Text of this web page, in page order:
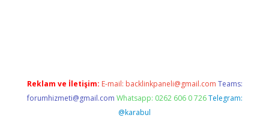
Reklam ve İletişim: E-mail: backlinkpaneli@gmail.com Teams:
forumhizmeti@gmail.com Whatsapp: 0262 606 0 726 Telegram:
@karabul